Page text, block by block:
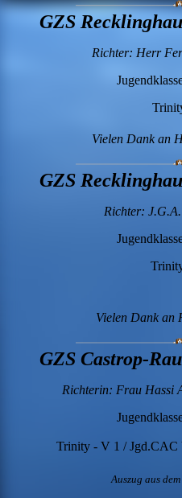
GZS
Richter: Herr
Vielen Dank an
GZS
Richter:
Vielen Dank an
GZS Castrop-
Richterin: Frau Hassi
Trinity - V 1 /
Auszug aus